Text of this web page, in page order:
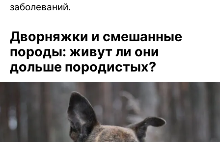
заболеваний.
Дворняжки и смешанные
породы: живут ли они
дольше породистых?